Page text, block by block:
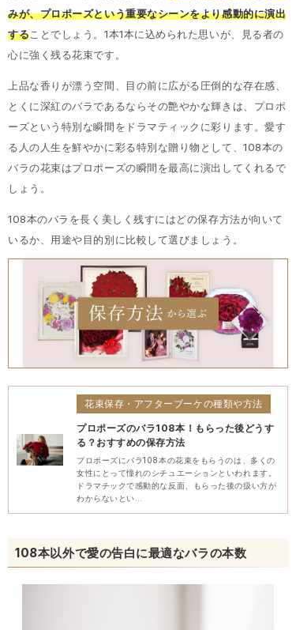
みが、プロポーズという重要なシーンをより感動的に演出
することでしょう。1本1本に込められた思いが、見る者の
心に強く残る花束です。
上品な香りが漂う空間、目の前に広がる圧倒的な存在感、
とくに深紅のバラであるならその艶やかな輝きは、プロポ
ーズという特別な瞬間をドラマティックに彩ります。愛す
る人の人生を鮮やかに彩る特別な贈り物として、108本の
バラの花束はプロポーズの瞬間を最高に演出してくれるで
しょう。
108本のバラを長く美しく残すにはどの保存方法が向いて
いるか、用途や目的別に比較して選びましょう。
花束保存・アフターブーケの種類や方法
プロポーズのバラ108本！もらった後どうす
る？おすすめの保存方法
プロポーズにバラ108本の花束をもらうのは、多くの
女性にとって憧れのシチュエーションといわれます。
ドラマチックで感動的な反面、もらった後の扱い方が
わからないとい…
108本以外で愛の告白に最適なバラの本数